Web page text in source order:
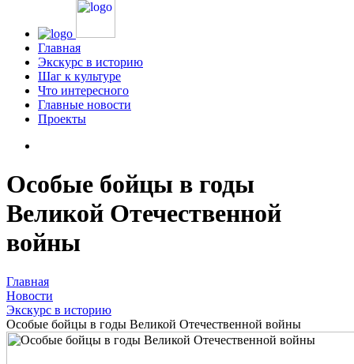
Главная
Экскурс в историю
Шаг к культуре
Что интересного
Главные новости
Проекты
Особые бойцы в годы
Великой Отечественной
войны
Главная
Новости
Экскурс в историю
Особые бойцы в годы Великой Отечественной войны